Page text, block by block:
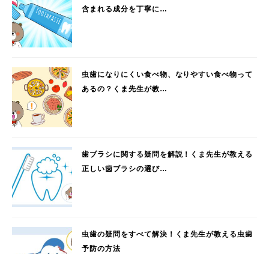
含まれる成分を丁寧に…
虫歯になりにくい食べ物、なりやすい食べ物って
あるの？くま先生が教…
歯ブラシに関する疑問を解説！くま先生が教える
正しい歯ブラシの選び…
虫歯の疑問をすべて解決！くま先生が教える虫歯
予防の方法